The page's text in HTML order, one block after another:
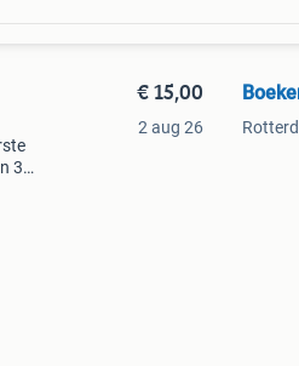
30
€ 15,00
2 aug 26